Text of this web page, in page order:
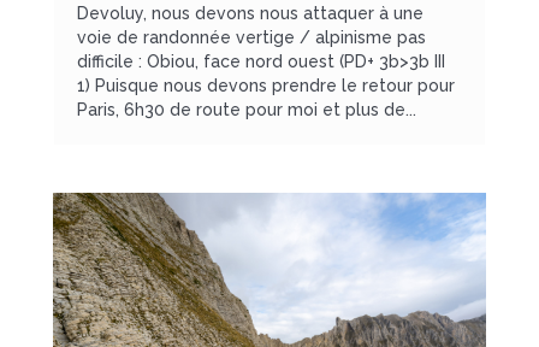
Devoluy, nous devons nous attaquer à une
voie de randonnée vertige / alpinisme pas
difficile : Obiou, face nord ouest (PD+ 3b>3b III
1) Puisque nous devons prendre le retour pour
Paris, 6h30 de route pour moi et plus de...